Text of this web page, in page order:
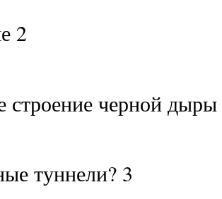
2
строение черной дыры
туннели? 3